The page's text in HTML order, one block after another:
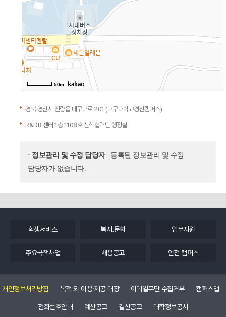
50m
경북 경산시 진량읍 대구대로 201 (대구대학교경산캠퍼스)
R&DB 센터 1층 1108호 산학협력단 행정실
· 정보관리 및 수정 담당자: 등록된 정보관리 및 수정
담당자가 없습니다.
학생서비스 복지.문화 업무지원
주요국책사업 채용공고 안전 캠퍼스
개인정보처리방침 목적 외 이용·제공 대장 이메일무단 수집거부 캠퍼스맵
전화번호안내 예산공고 결산공고 대학정보공시